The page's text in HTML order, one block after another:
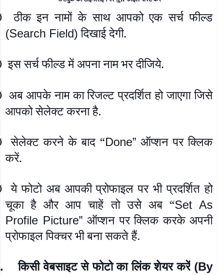
ठीक इन नामों के साथ आपको एक सर्च फील्ड
(Search Field) दिखाई देगी.
इस सर्च फील्ड में अपना नाम भर दीजिये.
अब आपके नाम का रिजल्ट प्रदर्शित हो जाएगा जिसे
आपको सेलेक्ट करना है.
सेलेक्ट करने के बाद “Done” ऑप्शन पर क्लिक
करें.
ये फोटो अब आपकी प्रोफाइल पर भी प्रदर्शित हो
चूका है और आप चाहें तो उसे अब “Set As
Profile Picture” ऑप्शन पर क्लिक करके अपनी
प्रोफाइल पिक्चर भी बना सकते हैं.
किसी वेबसाइट से फोटो का लिंक शेयर करें (By